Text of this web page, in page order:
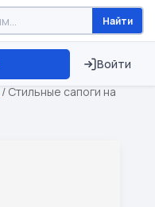
Найти
Войти
⏱ ТОЛЬКО 15 ДНЕЙ
/ Стильные сапоги на